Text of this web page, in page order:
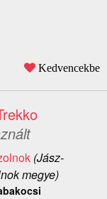
Kedvencekbe
(Jász-
megye)